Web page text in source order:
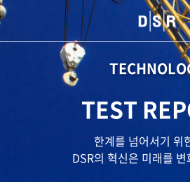
TEST
한계를 넘어서기 위
DSR의 혁신은 미래를